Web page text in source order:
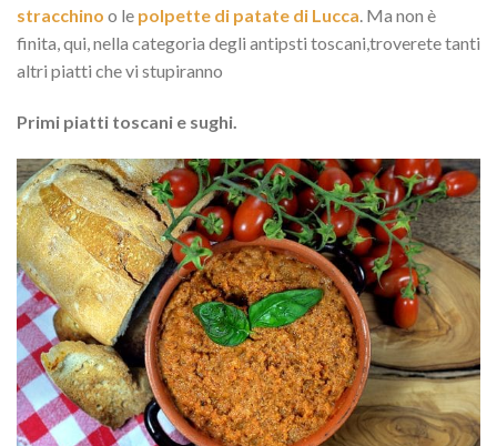
stracchino o le polpette di patate di Lucca. Ma non è
finita, qui, nella categoria degli antipsti toscani,troverete tanti
altri piatti che vi stupiranno
Primi piatti toscani e sughi.